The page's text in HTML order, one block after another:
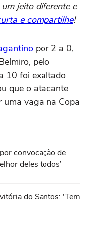
jeito diferente e
e compartilhe!
por 2 a 0,
pelo
10 foi exaltado
que o atacante
uma vaga na Copa
convocação de
deles todos’
do Santos: 'Tem